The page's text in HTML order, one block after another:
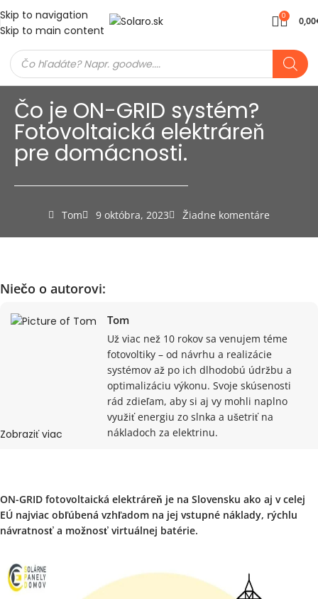
Skip to navigation
Skip to main content
0 0,00
Čo je ON-GRID systém?
Fotovoltaická elektráreň
pre domácnosti.
Tom 9 októbra, 2023 Žiadne komentáre
Niečo o autorovi:
Tom
Už viac než 10 rokov sa venujem téme
fotovoltiky – od návrhu a realizácie
systémov až po ich dlhodobú údržbu a
optimalizáciu výkonu. Svoje skúsenosti
rád zdieľam, aby si aj vy mohli naplno
využiť energiu zo slnka a ušetriť na
nákladoch za elektrinu.
Facebook Threads LinkedIn Telegram
Zobraziť viac
ON-GRID fotovoltaická elektráreň je na Slovensku ako aj v celej
EÚ najviac obľúbená vzhľadom na jej vstupné náklady, rýchlu
návratnosť a možnosť virtuálnej batérie.